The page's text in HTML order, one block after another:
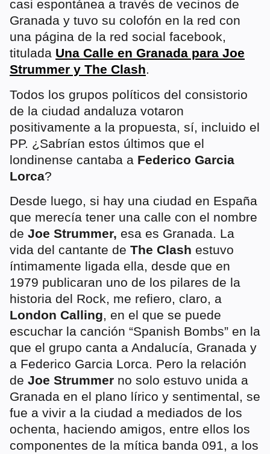
casi espontánea a través de vecinos de
Granada y tuvo su colofón en la red con
una página de la red social facebook,
titulada Una Calle en Granada para Joe
Strummer y The Clash.
Todos los grupos políticos del consistorio
de la ciudad andaluza votaron
positivamente a la propuesta, sí, incluido el
PP. ¿Sabrían estos últimos que el
londinense cantaba a Federico Garcia
Lorca?
Desde luego, si hay una ciudad en España
que merecía tener una calle con el nombre
de Joe Strummer, esa es Granada. La
vida del cantante de The Clash estuvo
íntimamente ligada ella, desde que en
1979 publicaran uno de los pilares de la
historia del Rock, me refiero, claro, a
London Calling, en el que se puede
escuchar la canción “Spanish Bombs” en la
que el grupo canta a Andalucía, Granada y
a Federico Garcia Lorca. Pero la relación
de Joe Strummer no solo estuvo unida a
Granada en el plano lírico y sentimental, se
fue a vivir a la ciudad a mediados de los
ochenta, haciendo amigos, entre ellos los
componentes de la mítica banda 091, a los